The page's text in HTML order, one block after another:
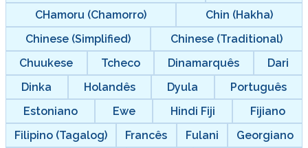
CHamoru (Chamorro)
Chin (Hakha)
Chinese (Simplified)
Chinese (Traditional)
Chuukese
Tcheco Dinamarquês
Dari
Dinka
Holandês Dyula
Português
Estoniano
Ewe Hindi Fiji
Fijiano
Filipino (Tagalog)
Francês Fulani
Georgiano